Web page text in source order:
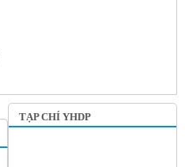
TẠP CHÍ YHDP